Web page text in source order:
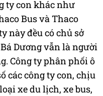
ty con khác như
Bus và Thaco
này đều có chủ sở
Dương vẫn là người
Công ty phân phối ô
các công ty con, chịu
xe du lịch, xe bus,